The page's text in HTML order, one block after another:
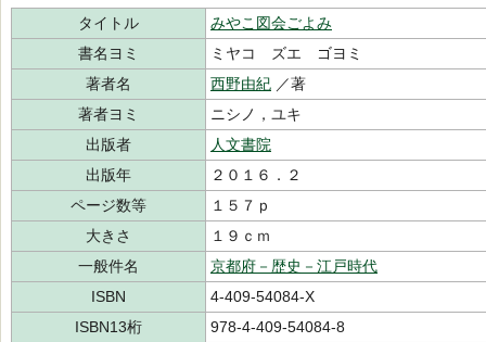
タイトル
みやこ図会ごよみ
書名ヨミ
ミヤコ ズエ ゴヨミ
著者名
西野由紀 ／著
著者ヨミ
ニシノ，ユキ
出版者
人文書院
出版年
２０１６．２
ページ数等
１５７ｐ
大きさ
１９ｃｍ
一般件名
京都府－歴史－江戸時代
ISBN
4-409-54084-X
ISBN13桁
978-4-409-54084-8